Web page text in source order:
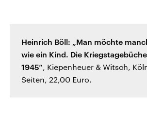
Heinrich Böll: „Man möchte
wie ein Kind. Die
1945“, Kiepenheuer & Witsch,
Seiten, 22,00 Euro.